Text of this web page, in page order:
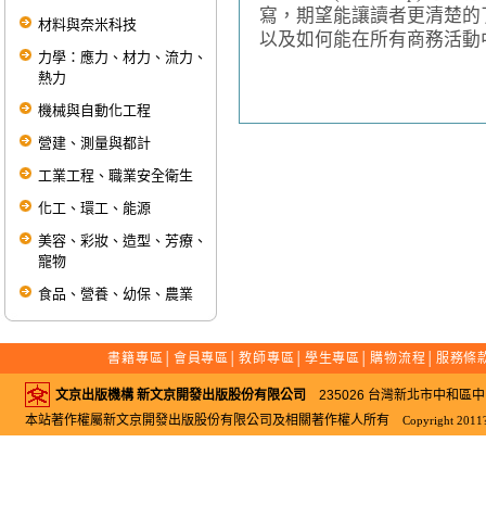
材料與奈米科技
力學：應力、材力、流力、
熱力
機械與自動化工程
營建、測量與都計
工業工程、職業安全衛生
化工、環工、能源
美容、彩妝、造型、芳療、
寵物
食品、營養、幼保、農業
寫，期望能讓讀者更清楚
以及如何能在所有商務活
書籍專區 會員專區 │教師專區 學生專區 購物流程 服務條
文京出版機構 新文京開發出版股份有限公司
235026 台灣新北市中和區
本站著作權屬新文京開發出版股份有限公司及相關著作權人所有
Copyright